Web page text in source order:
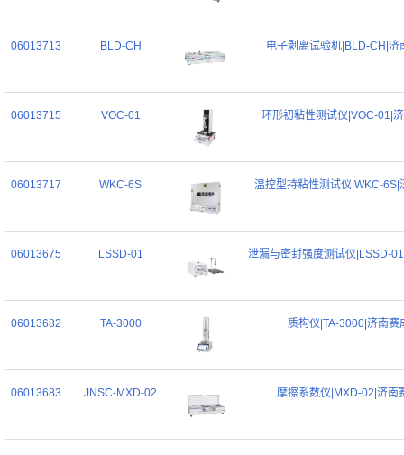
06013713 BLD-CH 电子剥离试验机|BLD-CH|济
06013715 VOC-01 环形初粘性测试仪|VOC-01|
06013717 WKC-6S 温控型持粘性测试仪|WKC-6S|
06013675 LSSD-01 泄漏与密封强度测试仪|LSSD-
06013682 TA-3000 质构仪|TA-3000|济南赛
06013683 JNSC-MXD-02 摩擦系数仪|MXD-02|济南